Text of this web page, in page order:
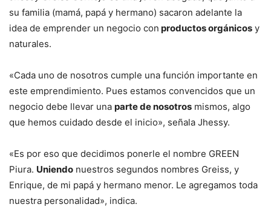
su familia (mamá, papá y hermano) sacaron adelante la
idea de emprender un negocio con productos orgánicos y
naturales.
«Cada uno de nosotros cumple una función importante en
este emprendimiento. Pues estamos convencidos que un
negocio debe llevar una parte de nosotros mismos, algo
que hemos cuidado desde el inicio», señala Jhessy.
«Es por eso que decidimos ponerle el nombre GREEN
Piura. Uniendo nuestros segundos nombres Greiss, y
Enrique, de mi papá y hermano menor. Le agregamos toda
nuestra personalidad», indica.